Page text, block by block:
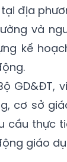
địa
và
kế
GD&ĐT,
cơ sở
cầu thực
giáo